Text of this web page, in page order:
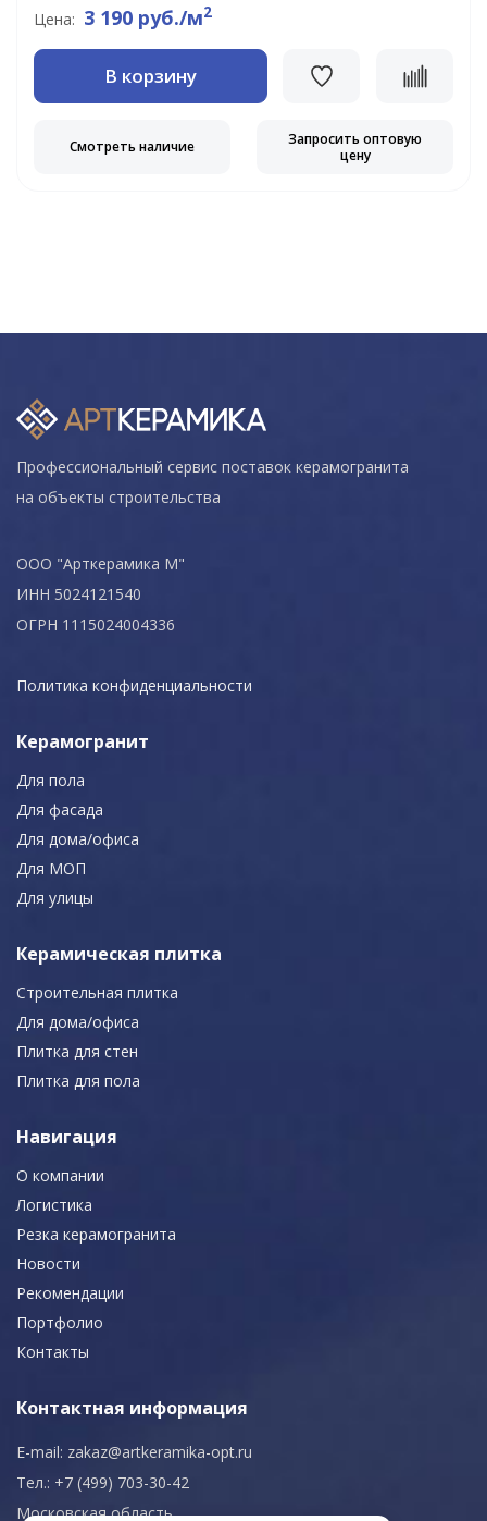
Цена: 3 190 руб./м2
В корзину
Смотреть наличие
Запросить оптовую
цену
Профессиональный сервис поставок керамогранита
на объекты строительства
ООО "Арткерамика М"
ИНН 5024121540
ОГРН 1115024004336
Политика конфиденциальности
Керамогранит
Для пола
Для фасада
Для дома/офиса
Для МОП
Для улицы
Керамическая плитка
Строительная плитка
Для дома/офиса
Плитка для стен
Плитка для пола
Навигация
О компании
Логистика
Резка керамогранита
Новости
Рекомендации
Портфолио
Контакты
Контактная информация
E-mail: zakaz@artkeramika-opt.ru
Тел.: +7 (499) 703-30-42
Московская область,